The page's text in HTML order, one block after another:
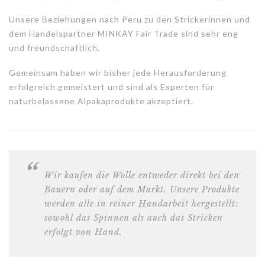
Unsere Beziehungen nach Peru zu den Strickerinnen und
dem Handelspartner MINKAY Fair Trade sind sehr eng
und freundschaftlich.
Gemeinsam haben wir bisher jede Herausforderung
erfolgreich gemeistert und sind als Experten für
naturbelassene Alpakaprodukte akzeptiert.
Wir kaufen die Wolle entweder direkt bei den
Bauern oder auf dem Markt. Unsere Produkte
werden alle in reiner Handarbeit hergestellt:
sowohl das Spinnen als auch das Stricken
erfolgt von Hand.